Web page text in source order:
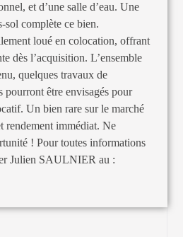
et d’une salle d’eau. Une
sol complète ce bien.
loué en colocation, offrant
dès l’acquisition. L’ensemble
quelques travaux de
pourront être envisagés pour
Un bien rare sur le marché
rendement immédiat. Ne
! Pour toutes informations
Julien SAULNIER au :